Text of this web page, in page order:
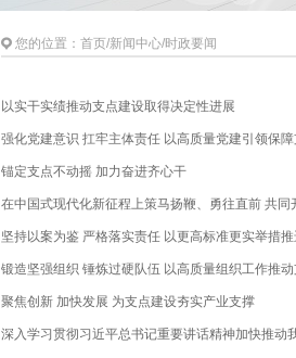
您的位置： 首页/新闻中心/时政要闻
以实干实绩推动支点建设取得决定性进展
强化党建意识 扛牢主体责任 以高质量党建引领保
锚定支点不动摇 加力奋进齐心干
在中国式现代化新征程上策马扬鞭、勇往直前 共同
坚持以案为鉴 严格落实责任 以更高标准更实举措
锻造坚强组织 锤炼过硬队伍 以高质量组织工作推
聚焦创新 加快发展 为支点建设夯实产业支撑
深入学习贯彻习近平总书记重要讲话精神加快推动